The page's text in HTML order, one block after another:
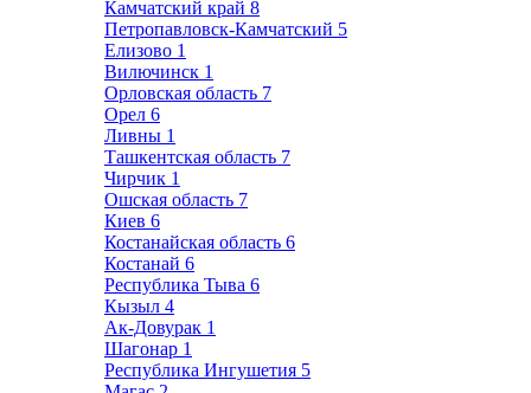
Камчатский край 8
Петропавловск-Камчатский 5
Елизово 1
Вилючинск 1
Орловская область 7
Орел 6
Ливны 1
Ташкентская область 7
Чирчик 1
Ошская область 7
Киев 6
Костанайская область 6
Костанай 6
Республика Тыва 6
Кызыл 4
Ак-Довурак 1
Шагонар 1
Республика Ингушетия 5